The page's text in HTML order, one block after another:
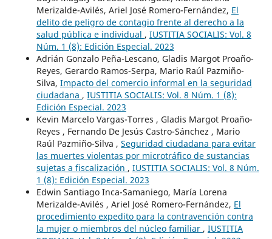
Merizalde-Avilés, Ariel José Romero-Fernández, El
delito de peligro de contagio frente al derecho a la
salud pública e individual , IUSTITIA SOCIALIS: Vol. 8
Núm. 1 (8): Edición Especial. 2023
Adrián Gonzalo Peña-Lescano, Gladis Margot Proaño-
Reyes, Gerardo Ramos-Serpa, Mario Raúl Pazmiño-
Silva, Impacto del comercio informal en la seguridad
ciudadana , IUSTITIA SOCIALIS: Vol. 8 Núm. 1 (8):
Edición Especial. 2023
Kevin Marcelo Vargas-Torres , Gladis Margot Proaño-
Reyes , Fernando De Jesús Castro-Sánchez , Mario
Raúl Pazmiño-Silva , Seguridad ciudadana para evitar
las muertes violentas por microtráfico de sustancias
sujetas a fiscalización , IUSTITIA SOCIALIS: Vol. 8 Núm.
1 (8): Edición Especial. 2023
Edwin Santiago Inca-Samaniego, María Lorena
Merizalde-Avilés , Ariel José Romero-Fernández, El
procedimiento expedito para la contravención contra
la mujer o miembros del núcleo familiar , IUSTITIA